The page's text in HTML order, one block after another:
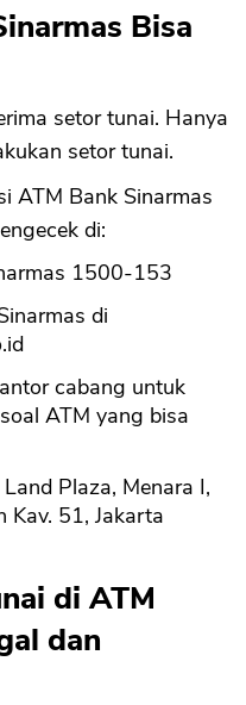
Bisa
setor tunai. Hanya
setor tunai.
ATM Bank Sinarmas
di:
1500-153
di
cabang untuk
ATM yang bisa
Plaza, Menara I,
Kav. 51, Jakarta
di ATM
dan
OK
CANCEL